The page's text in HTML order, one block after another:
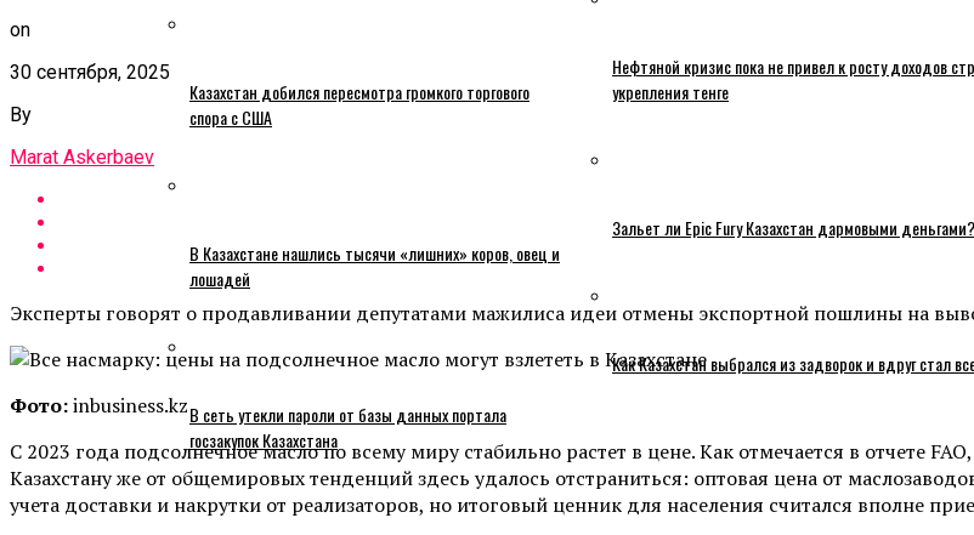
Казахстан добился пересмотра громкого торгового
спора с США
В Казахстане нашлись тысячи «лишних» коров, овец и
лошадей
В сеть утекли пароли от базы данных портала
госзакупок Казахстана
Нефтяной кризис пока не привел к росту доходов
укрепления тенге
Зальет ли Epic Fury Казахстан дармовыми деньгами?
Как Казахстан выбрался из задворок и вдруг стал
on
30 сентября, 2025
By
Marat Askerbaev
Эксперты говорят о продавливании депутатами мажилиса идеи отмены экспортной пошлины на
Фото:inbusiness.kz
С 2023 года подсолнечное масло по всему миру стабильно растет в цене. Как отмечается в отчете
Казахстану же от общемировых тенденций здесь удалось отстраниться: оптовая цена от
учета доставки и накрутки от реализаторов, но итоговый ценник для населения считался вполне